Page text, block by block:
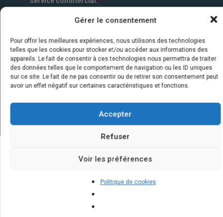
Gérer le consentement
Pour offrir les meilleures expériences, nous utilisons des technologies
telles que les cookies pour stocker et/ou accéder aux informations des
appareils. Le fait de consentir à ces technologies nous permettra de traiter
des données telles que le comportement de navigation ou les ID uniques
sur ce site. Le fait de ne pas consentir ou de retirer son consentement peut
avoir un effet négatif sur certaines caractéristiques et fonctions.
Accepter
Refuser
Voir les préférences
Politique de cookies
Quelques infos sur nos centrales
solaires : questions et réponses